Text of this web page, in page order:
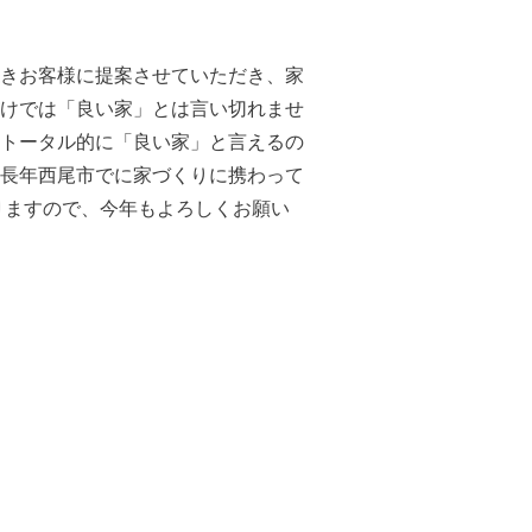
お客様に提案させていただき、家
では「良い家」とは言い切れませ
ータル的に「良い家」と言えるの
年西尾市でに家づくりに携わって
すので、今年もよろしくお願い